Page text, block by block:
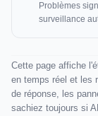
Problèmes
surveillance
Cette page affiche
en temps réel et les
de réponse, les
sachiez toujours si